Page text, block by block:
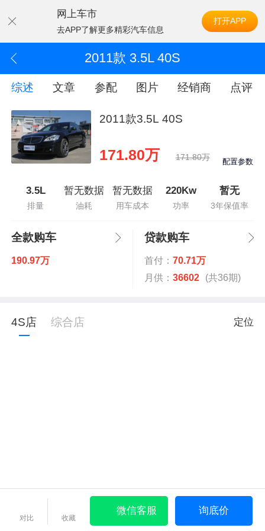
网上车市
去APP了解更多精彩汽车信息
打开APP
2011款 3.5L 40S
综述 文章 参配 图片 经销商 点评
2011款3.5L 40S
171.80万 171.80万 配置参数
3.5L
排量
暂无数据
油耗
暂无数据
用车成本
220Kw
功率
暂无
3年保值率
全款购车
190.97万
贷款购车
首付： 70.71万
月供： 36602 (共36期)
4S店 综合店 定位
对比 收藏
微信客服 询底价